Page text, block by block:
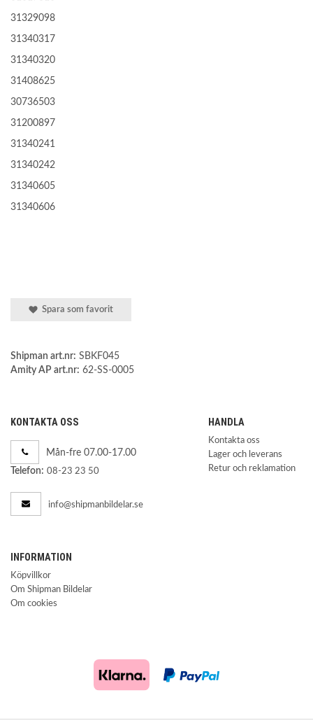
31329098
31340317
31340320
31408625
30736503
31200897
31340241
31340242
31340605
31340606
Spara som favorit
Shipman art.nr: SBKF045
Amity AP art.nr: 62-SS-0005
KONTAKTA OSS
Mån-fre 07.00-17.00
Telefon: 08-23 23 50
info@shipmanbildelar.se
HANDLA
Kontakta oss
Lager och leverans
Retur och reklamation
INFORMATION
Köpvillkor
Om Shipman Bildelar
Om cookies